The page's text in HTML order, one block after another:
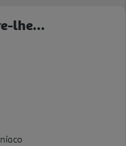
lhe...